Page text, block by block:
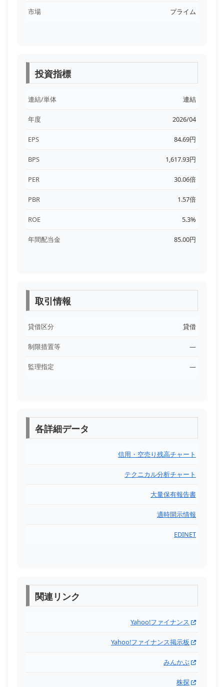
市場 プライム
投資指標
連結/単体 連結
年度 2026/04
EPS 84.69円
BPS 1,617.93円
PER 30.06倍
PBR 1.57倍
ROE 5.3%
年間配当金 85.00円
取引情報
貸借区分 貸借
制限措置等 ―
監理指定 ―
各詳細データ
信用・空売り残高チャート
テクニカル分析チャート
大量保有報告書
適時開示情報
EDINET
関連リンク
Yahoo!ファイナンス
Yahoo!ファイナンス掲示板
みんかぶ
株探